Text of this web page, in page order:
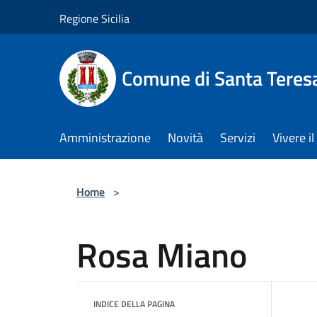
Regione Sicilia
Comune di Santa
Amministrazione Novità Servizi Vivere
Home >
Rosa Miano
INDICE DELLA PAGINA